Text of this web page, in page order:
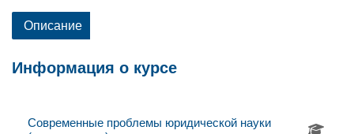
Описание
Информация о курсе
Современные проблемы юридической науки